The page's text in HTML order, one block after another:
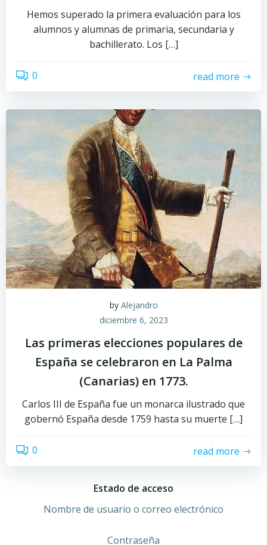
Hemos superado la primera evaluación para los
alumnos y alumnas de primaria, secundaria y
bachillerato. Los […]
0 read more
by Alejandro
diciembre 6, 2023
Las primeras elecciones populares de
España se celebraron en La Palma
(Canarias) en 1773.
Carlos III de España fue un monarca ilustrado que
gobernó España desde 1759 hasta su muerte […]
0 read more
Estado de acceso
Nombre de usuario o correo electrónico
Contraseña